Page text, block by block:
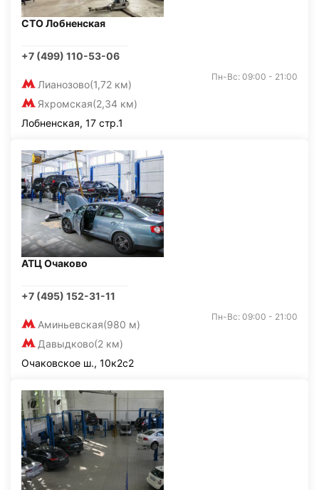
СТО Лобненская
+7 (499) 110-53-06
Лианозово(1,72 км)
Яхромская(2,34 км)
Пн-Вс: 09:00 - 21:00
Лобненская, 17 стр.1
АТЦ Очаково
+7 (495) 152-31-11
Аминьевская(980 м)
Давыдково(2 км)
Пн-Вс: 09:00 - 21:00
Очаковское ш., 10к2с2